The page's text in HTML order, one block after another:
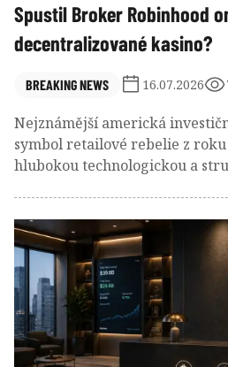
Spustil Broker Robinhood
decentralizované kasino?
BREAKING NEWS 16.07.2026
Nejznámější americká
symbol retailové rebelie z
hlubokou technologickou a
cílem vybudovat globální
tokenizované akcie a jiná
Výsledky prvních týdnů však
rozpor: technologicky špičková
raketový růst objemů, místo
či Nvidia ji však zcela ovládla
memecoinů.